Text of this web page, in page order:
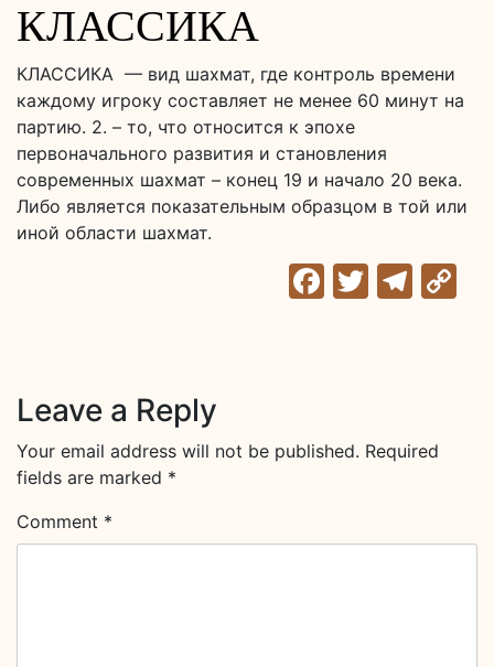
КЛАССИКА
КЛАССИКА — вид шахмат, где контроль времени
каждому игроку составляет не менее 60 минут на
партию. 2. – то, что относится к эпохе
первоначального развития и становления
современных шахмат – конец 19 и начало 20 века.
Либо является показательным образцом в той или
иной области шахмат.
Facebook
Twitter
Leave a Reply
Your email address will not be published. Required
fields are marked *
Comment *